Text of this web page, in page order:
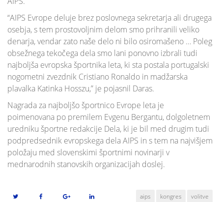
“AIPS Evrope deluje brez poslovnega sekretarja ali drugega
osebja, s tem prostovoljnim delom smo prihranili veliko
denarja, vendar zato naše delo ni bilo osiromašeno … Poleg
obsežnega tekočega dela smo lani ponovno izbrali tudi
najboljša evropska športnika leta, ki sta postala portugalski
nogometni zvezdnik Cristiano Ronaldo in madžarska
plavalka Katinka Hosszu,” je pojasnil Daras.
Nagrada za najboljšo športnico Evrope leta je
poimenovana po premilem Evgenu Bergantu, dolgoletnem
uredniku športne redakcije Dela, ki je bil med drugim tudi
podpredsednik evropskega dela AIPS in s tem na najvišjem
položaju med slovenskimi športnimi novinarji v
mednarodnih stanovskih organizacijah doslej.
aips kongres volitve